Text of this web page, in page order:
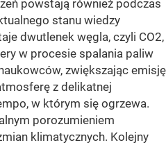
powstają również podczas
stanu wiedzy
dwutlenek węgla, czyli CO2,
w procesie spalania paliw
zwiększając emisję
z delikatnej
w którym się ogrzewa.
porozumieniem
klimatycznych. Kolejny